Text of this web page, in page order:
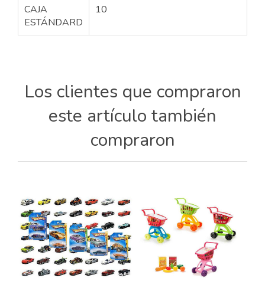
CAJA
ESTÁNDARD
10
Los clientes que compraron
este artículo también
compraron